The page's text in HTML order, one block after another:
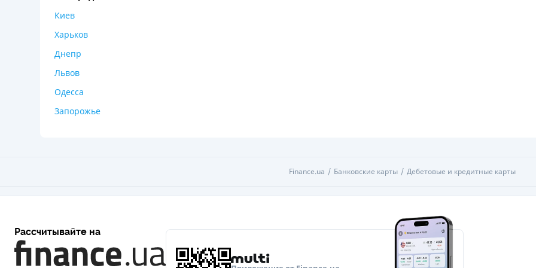
Киев
Харьков
Днепр
Львов
Одесса
Запорожье
Finance.ua Банковские карты Дебетовые и кредитные карты
Рассчитывайте на